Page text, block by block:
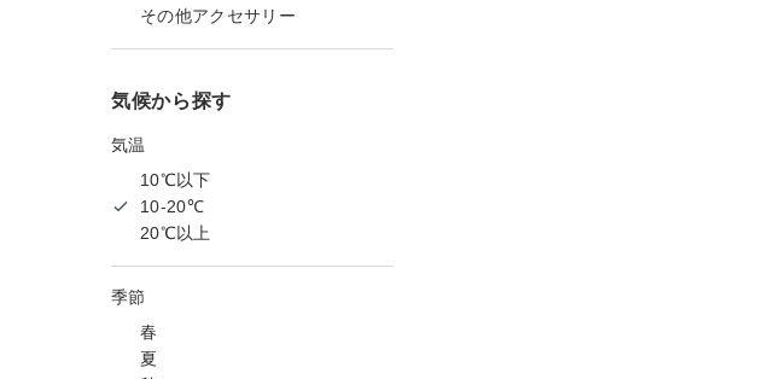
その他アクセサリー
気候から探す
気温
10℃以下
10-20℃
20℃以上
季節
春
夏